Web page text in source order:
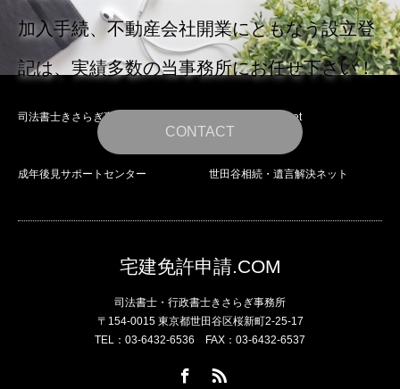
加入手続、不動産会社開業にともなう設立登
記は、実績多数の当事務所にお任せ下さい！
CONTACT
司法書士きさらぎ事務所 世田谷会社設立.net
成年後見サポートセンター 世田谷相続・遺言解決ネット
宅建免許申請.COM
司法書士・行政書士きさらぎ事務所
〒154-0015 東京都世田谷区桜新町2-25-17
TEL：03-6432-6536 FAX：03-6432-6537